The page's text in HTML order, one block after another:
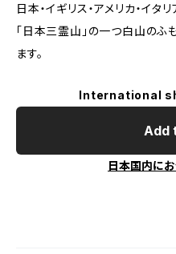
日本・イギリス・アメリカ・イ
「日本三霊山」の一つ白山のふ
ます。
International
Add
日本国内に